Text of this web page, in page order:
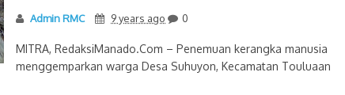
Admin RMC 9 years ago 0
MITRA, RedaksiManado.Com – Penemuan kerangka manusia
menggemparkan warga Desa Suhuyon, Kecamatan Touluaan